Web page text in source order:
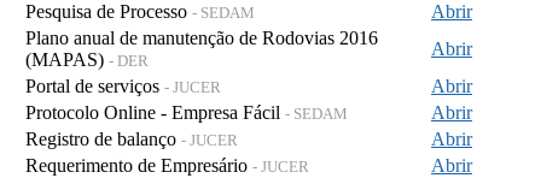
Pesquisa de Processo - SEDAM
Abrir
Plano anual de manutenção de Rodovias 2016
(MAPAS) - DER
Abrir
Portal de serviços - JUCER
Abrir
Protocolo Online - Empresa Fácil - SEDAM
Abrir
Registro de balanço - JUCER
Abrir
Requerimento de Empresário - JUCER
Abrir